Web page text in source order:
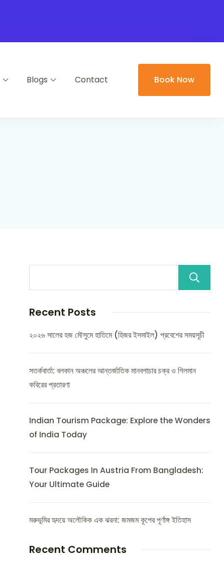
Blogs Contact Book Now
Recent Posts
২০২৬ সালের হজ মৌসুমে হাতিমে (হিজর ইসমাইল) প্রবেশের সময়সূচী
সতর্কবার্তা: বলকান অঞ্চলের আন্তর্জাতিক মানবপাচার চক্র ও গিলমান
কবিরের প্রতারণা
Indian Tourism Package: Explore the Wonders
of India Today
Tour Packages In Austria From Bangladesh:
Your Ultimate Guide
মরুভূমির হৃদয়ে অলৌকিক এক ঝরনা: জমজম কূপের পূর্ণাঙ্গ ইতিহাস
Recent Comments